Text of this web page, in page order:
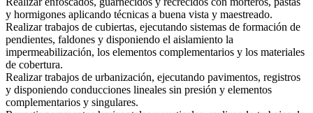
y hormigones aplicando técnicas a buena vista y maestreado.
Realizar trabajos de cubiertas, ejecutando sistemas de formación de
pendientes, faldones y disponiendo el aislamiento la
impermeabilización, los elementos complementarios y los materiales
de cobertura.
Realizar trabajos de urbanización, ejecutando pavimentos, registros
y disponiendo conducciones lineales sin presión y elementos
complementarios y singulares.